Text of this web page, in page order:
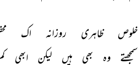
خلوص ظاہری روزانہ اک
سمجھتے
وہ بھی ہیں لیکن ابھی